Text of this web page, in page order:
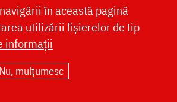
în această pagină
utilizării fișierelor de tip
informații
Nu, mulțumesc